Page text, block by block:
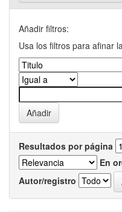
Añadir filtros:
Usa los filtros para afinar
Resultados por página
En
Autor/registro